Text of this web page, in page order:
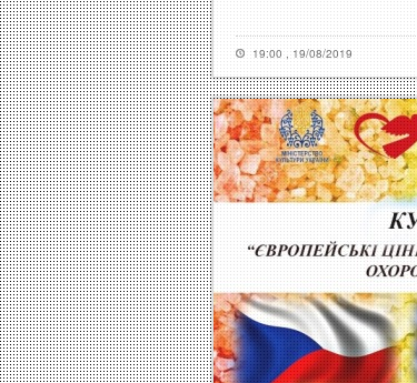
19:00 , 19/08/2019